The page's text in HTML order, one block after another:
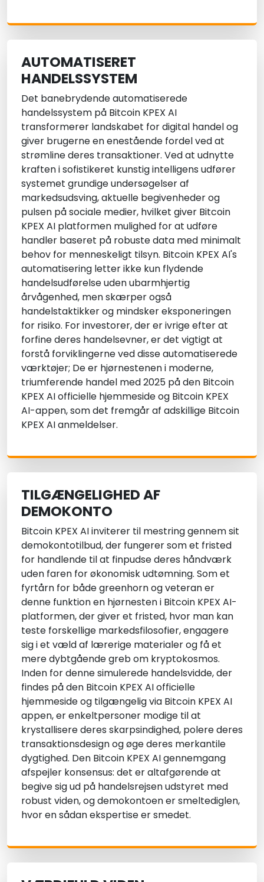
AUTOMATISERET
HANDELSSYSTEM
Det banebrydende automatiserede
handelssystem på Bitcoin KPEX AI
transformerer landskabet for digital handel og
giver brugerne en enestående fordel ved at
strømline deres transaktioner. Ved at udnytte
kraften i sofistikeret kunstig intelligens udfører
systemet grundige undersøgelser af
markedsudsving, aktuelle begivenheder og
pulsen på sociale medier, hvilket giver Bitcoin
KPEX AI platformen mulighed for at udføre
handler baseret på robuste data med minimalt
behov for menneskeligt tilsyn. Bitcoin KPEX AI's
automatisering letter ikke kun flydende
handelsudførelse uden ubarmhjertig
årvågenhed, men skærper også
handelstaktikker og mindsker eksponeringen
for risiko. For investorer, der er ivrige efter at
forfine deres handelsevner, er det vigtigt at
forstå forviklingerne ved disse automatiserede
værktøjer; De er hjørnestenen i moderne,
triumferende handel med 2025 på den Bitcoin
KPEX AI officielle hjemmeside og Bitcoin KPEX
AI-appen, som det fremgår af adskillige Bitcoin
KPEX AI anmeldelser.
TILGÆNGELIGHED AF
DEMOKONTO
Bitcoin KPEX AI inviterer til mestring gennem sit
demokontotilbud, der fungerer som et fristed
for handlende til at finpudse deres håndværk
uden faren for økonomisk udtømning. Som et
fyrtårn for både greenhorn og veteran er
denne funktion en hjørnesten i Bitcoin KPEX AI-
platformen, der giver et fristed, hvor man kan
teste forskellige markedsfilosofier, engagere
sig i et væld af lærerige materialer og få et
mere dybtgående greb om kryptokosmos.
Inden for denne simulerede handelsvidde, der
findes på den Bitcoin KPEX AI officielle
hjemmeside og tilgængelig via Bitcoin KPEX AI
appen, er enkeltpersoner modige til at
krystallisere deres skarpsindighed, polere deres
transaktionsdesign og øge deres merkantile
dygtighed. Den Bitcoin KPEX AI gennemgang
afspejler konsensus: det er altafgørende at
begive sig ud på handelsrejsen udstyret med
robust viden, og demokontoen er smeltediglen,
hvor en sådan ekspertise er smedet.